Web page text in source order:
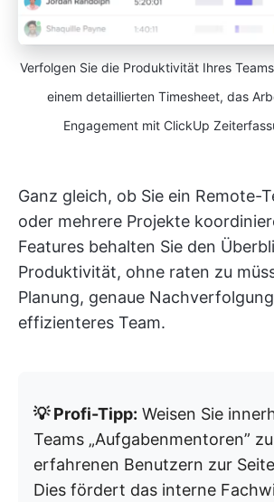
Verfolgen Sie die Produktivität Ihres
einem detaillierten Timesheet, das
Engagement mit ClickUp
Ganz gleich, ob Sie ein Remote-
oder mehrere Projekte
Features behalten Sie den
Produktivität, ohne raten zu
Planung, genaue
effizienteres Team.
💡 Profi-Tipp: Weisen Sie
Teams „Aufgabenmentoren”
erfahrenen Benutzern zur
Dies fördert das interne